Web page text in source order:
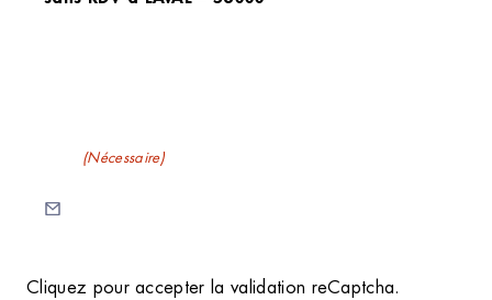
(Nécessaire)
A
Cliquez pour accepter la validation reCaptcha.